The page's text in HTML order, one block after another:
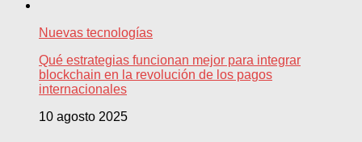
Nuevas tecnologías
Qué estrategias funcionan mejor para integrar
blockchain en la revolución de los pagos
internacionales
10 agosto 2025